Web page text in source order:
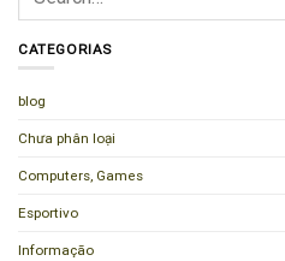
CATEGORIAS
blog
Chưa phân loại
Computers, Games
Esportivo
Informação